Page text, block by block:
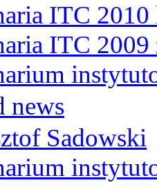
ITC 2010
ITC 2009
news
Sadowski